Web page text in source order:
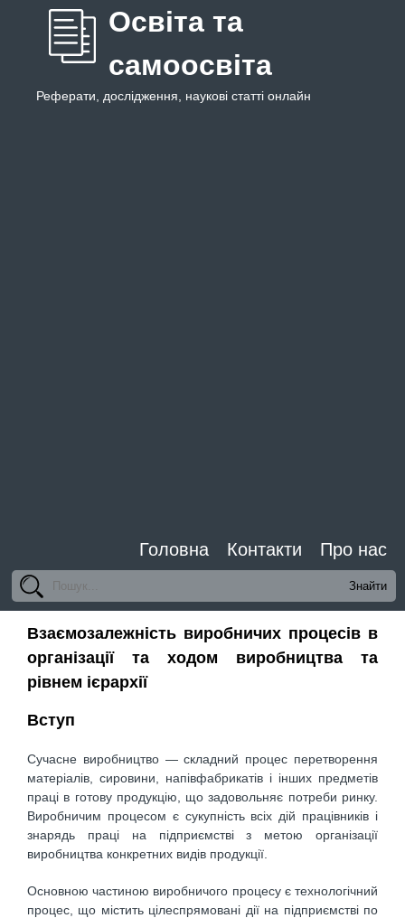
Освіта та
самоосвіта
Реферати, дослідження, наукові статті онлайн
Головна Контакти Про нас
Взаємозалежність виробничих процесів в
організації та ходом виробництва та
рівнем ієрархії
Вступ
Сучасне виробництво — складний процес перетворення
матеріалів, сировини, напівфабрикатів і інших предметів
праці в готову продукцію, що задовольняє потреби ринку.
Виробничим процесом є сукупність всіх дій працівників і
знарядь праці на підприємстві з метою організації
виробництва конкретних видів продукції.
Основною частиною виробничого процесу є технологічний
процес, що містить цілеспрямовані дії на підприємстві по